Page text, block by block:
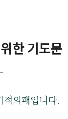
한 기도문
적의패입니다.